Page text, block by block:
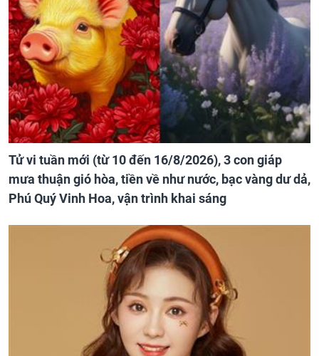
Tử vi tuần mới (từ 10 đến 16/8/2026), 3 con giáp
mưa thuận gió hòa, tiền về như nước, bạc vàng dư dả,
Phú Quý Vinh Hoa, vận trình khai sáng